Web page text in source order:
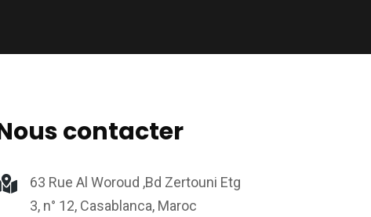
contacter
63 Rue Al Woroud ,Bd Zertouni Etg
3, n° 12, Casablanca, Maroc